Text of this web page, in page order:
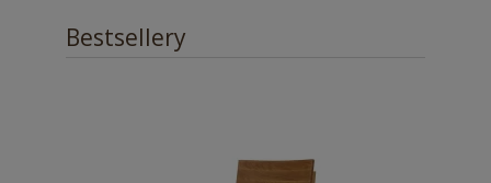
Bestsellery